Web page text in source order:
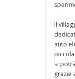
Il
auto
si
grazie